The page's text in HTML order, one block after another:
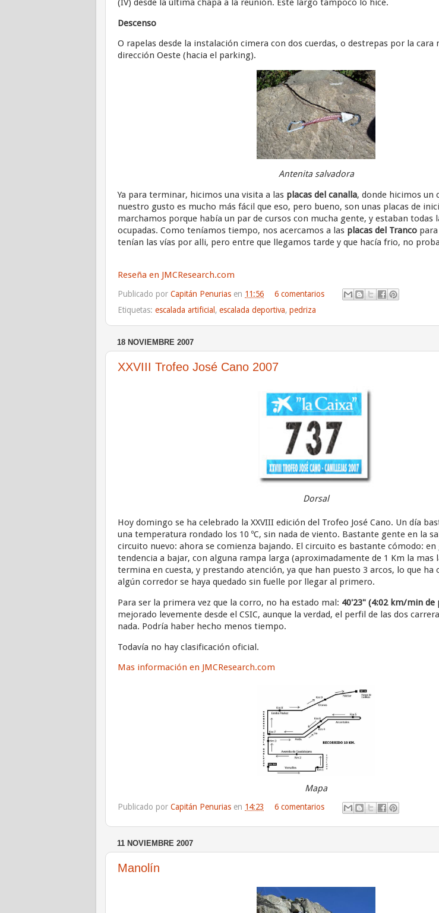
(IV) desde la última chapa a la reunión. Este largo tampoco lo hice.
Descenso
O rapelas desde la instalación cimera con dos cuerdas, o destrepas por la cara
dirección Oeste (hacia el parking).
Antenita salvadora
Ya para terminar, hicimos una visita a las placas del canalla, donde hicimos un
nuestro gusto es mucho más fácil que eso, pero bueno, son unas placas de
marchamos porque había un par de cursos con mucha gente, y estaban todas
ocupadas. Como teníamos tiempo, nos acercamos a las placas del Tranco
tenían las vías por alli, pero entre que llegamos tarde y que hacía frio, no
Reseña en JMCResearch.com
Publicado por Capitán Penurias en 11:56
6 comentarios
Etiquetas: escalada artificial , escalada deportiva, pedriza
18 NOVIEMBRE 2007
XXVIII Trofeo José Cano 2007
Dorsal
Hoy domingo se ha celebrado la XXVIII edición del Trofeo José Cano. Un día
una temperatura rondado los 10 ºC, sin nada de viento. Bastante gente en la
circuito nuevo: ahora se comienza bajando. El circuito es bastante cómodo:
tendencia a bajar, con alguna rampa larga (aproximadamente de 1 Km la mas
termina en cuesta, y prestando atención, ya que han puesto 3 arcos, lo que ha
algún corredor se haya quedado sin fuelle por llegar al primero.
Para ser la primera vez que la corro, no ha estado mal: 40'23" (4:02 km/min de
mejorado levemente desde el CSIC, aunque la verdad, el perfil de las dos
nada. Podría haber hecho menos tiempo.
Todavía no hay clasificación oficial.
Mas información en JMCResearch.com
Mapa
Publicado por Capitán Penurias en 14:23 6 comentarios
11 NOVIEMBRE 2007
Manolín